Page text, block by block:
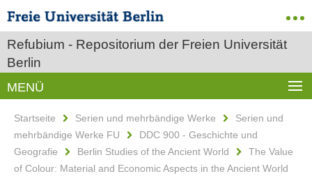
Refubium - Repositorium der Freien Universität
Berlin
MENÜ
Startseite Serien und mehrbändige Werke
Serien und
mehrbändige Werke FU
DDC 900 - Geschichte und
Geografie
Berlin Studies of the Ancient World
The Value
of Colour: Material and Economic Aspects in the Ancient World